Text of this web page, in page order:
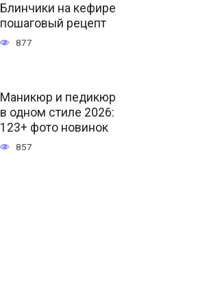
Блинчики на кефире
пошаговый рецепт
877
Маникюр и педикюр
в одном стиле 2026:
123+ фото новинок
857